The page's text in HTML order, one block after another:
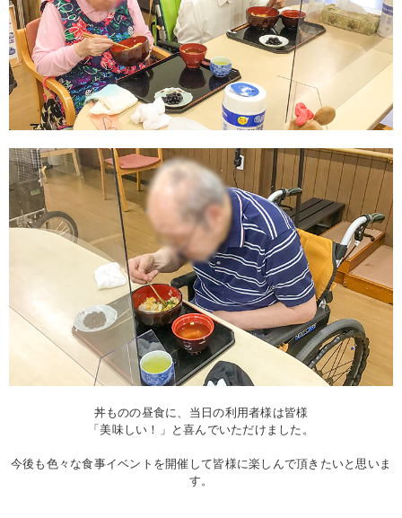
丼ものの昼食に、当日の利用者様は皆様
「美味しい！」と喜んでいただけました。
今後も色々な食事イベントを開催して皆様に楽しんで頂きたいと思いま
す。